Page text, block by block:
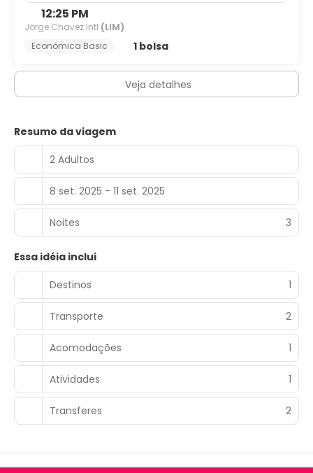
12:25 PM
Jorge Chavez Intl (LIM)
Económica Basic
1 bolsa
Veja detalhes
Resumo da viagem
2 Adultos
8 set. 2025 - 11 set. 2025
Noites 3
Essa idéia inclui
Destinos
1
Transporte 2
Acomodações 1
Atividades 1
Transferes 2